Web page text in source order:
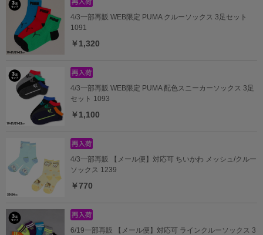
4/3一部再販 WEB限定 PUMA クルーソックス 3足セット
1091
￥1,320
4/3一部再販 WEB限定 PUMA 配色スニーカーソックス 3足
セット 1093
￥1,100
4/3一部再販 【メール便】対応可 ちいかわ メッシュ/クルー
ソックス 1239
￥770
6/19一部再販 【メール便】対応可 ラインクルーソックス 3